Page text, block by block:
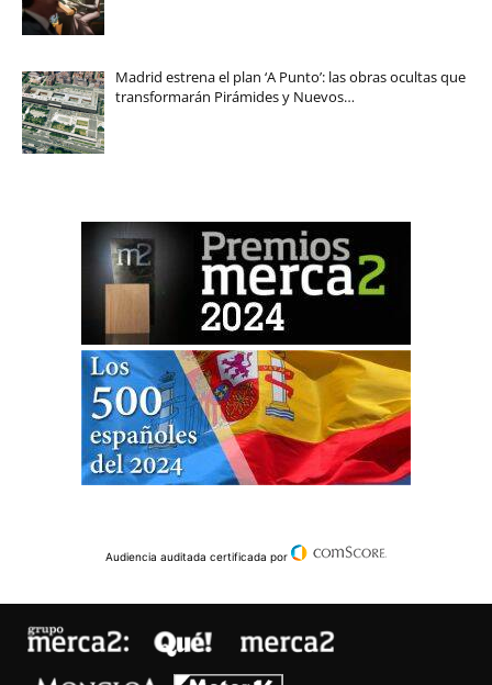
Madrid estrena el plan ‘A Punto’: las obras ocultas que
transformarán Pirámides y Nuevos…
Audiencia auditada certificada por